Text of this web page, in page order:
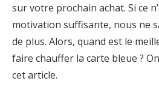
sur votre prochain achat. Si ce
motivation suffisante, nous ne
de plus. Alors, quand est le
faire chauffer la carte bleue ?
cet article.